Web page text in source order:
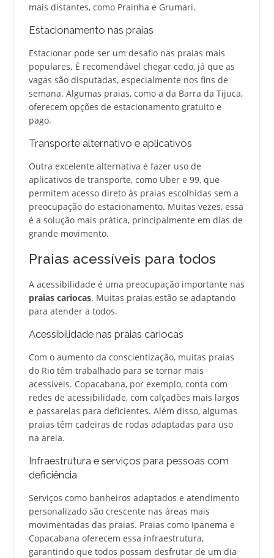
mais distantes, como Prainha e Grumari.
Estacionamento nas praias
Estacionar pode ser um desafio nas praias mais
populares. É recomendável chegar cedo, já que as
vagas são disputadas, especialmente nos fins de
semana. Algumas praias, como a da Barra da Tijuca,
oferecem opções de estacionamento gratuito e
pago.
Transporte alternativo e aplicativos
Outra excelente alternativa é fazer uso de
aplicativos de transporte, como Uber e 99, que
permitem acesso direto às praias escolhidas sem a
preocupação do estacionamento. Muitas vezes, essa
é a solução mais prática, principalmente em dias de
grande movimento.
Praias acessíveis para todos
A acessibilidade é uma preocupação importante nas
praias cariocas. Muitas praias estão se adaptando
para atender a todos.
Acessibilidade nas praias cariocas
Com o aumento da conscientização, muitas praias
do Rio têm trabalhado para se tornar mais
acessíveis. Copacabana, por exemplo, conta com
redes de acessibilidade, com calçadões mais largos
e passarelas para deficientes. Além disso, algumas
praias têm cadeiras de rodas adaptadas para uso
na areia.
Infraestrutura e serviços para pessoas com
deficiência
Serviços como banheiros adaptados e atendimento
personalizado são crescente nas áreas mais
movimentadas das praias. Praias como Ipanema e
Copacabana oferecem essa infraestrutura,
garantindo que todos possam desfrutar de um dia